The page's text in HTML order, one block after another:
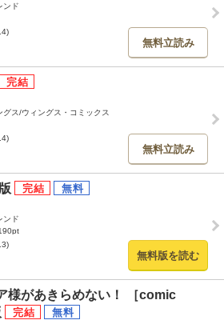
ンド
無料立読み
ス/ウィングス・コミックス
無料立読み
ンド
無料版を読む
様があきらめない！ ［comic